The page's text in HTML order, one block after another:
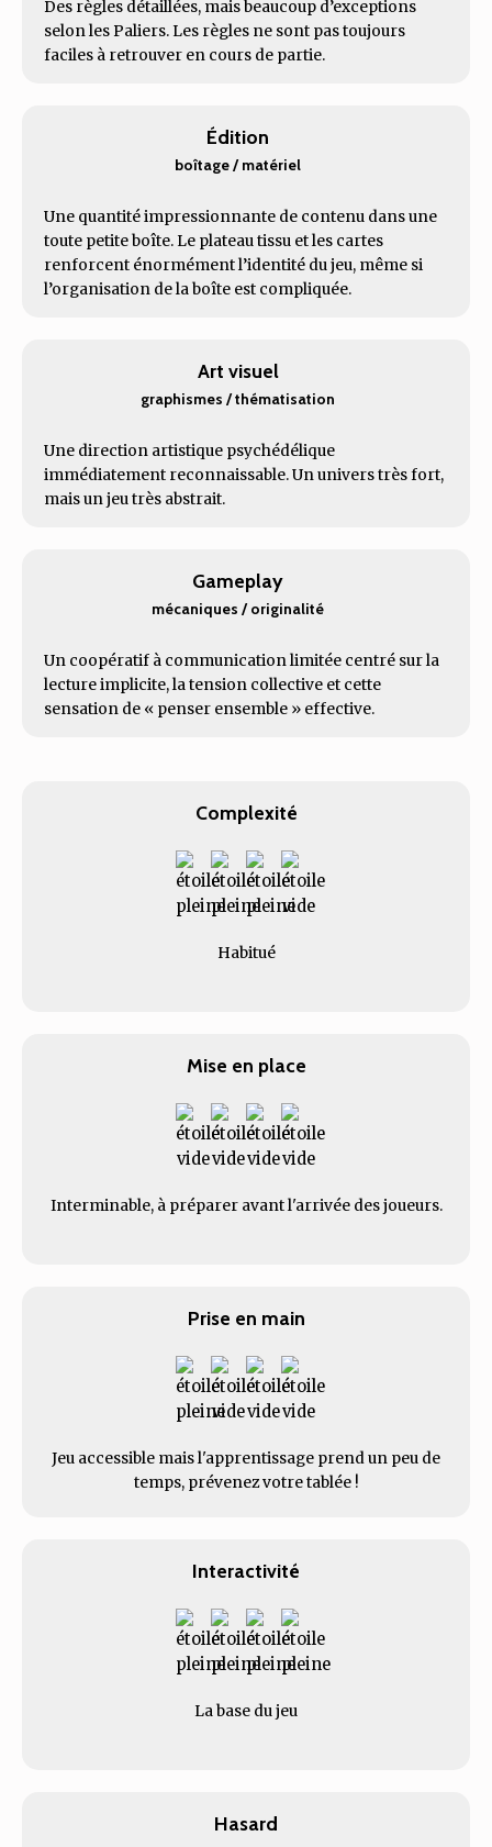
Des règles détaillées, mais beaucoup d’exceptions
selon les Paliers. Les règles ne sont pas toujours
faciles à retrouver en cours de partie.
Édition
boîtage / matériel
Une quantité impressionnante de contenu dans une
toute petite boîte. Le plateau tissu et les cartes
renforcent énormément l’identité du jeu, même si
l’organisation de la boîte est compliquée.
Art visuel
graphismes / thématisation
Une direction artistique psychédélique
immédiatement reconnaissable. Un univers très fort,
mais un jeu très abstrait.
Gameplay
mécaniques / originalité
Un coopératif à communication limitée centré sur la
lecture implicite, la tension collective et cette
sensation de « penser ensemble » effective.
Complexité
Habitué
Mise en place
Interminable, à préparer avant l'arrivée des joueurs.
Prise en main
Jeu accessible mais l'apprentissage prend un peu de
temps, prévenez votre tablée !
Interactivité
La base du jeu
Hasard